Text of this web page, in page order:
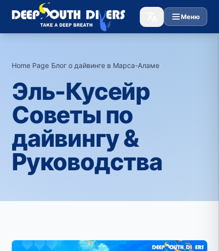
Меню
Home Page›Блог о дайвинге в Марса-Аламе›
Эль-Кусейр
Советы по
дайвингу &
Руководства